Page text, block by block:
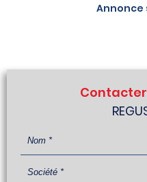
Annonce